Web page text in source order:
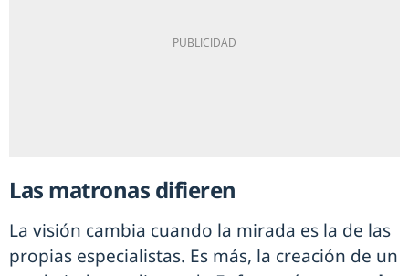
Las matronas difieren
La visión cambia cuando la mirada es la de las
propias especialistas. Es más, la creación de un